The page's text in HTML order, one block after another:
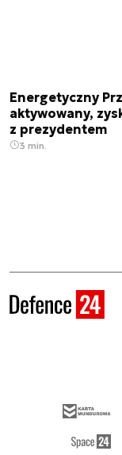
Energetyczny
aktywowany,
z prezydentem
3 min.